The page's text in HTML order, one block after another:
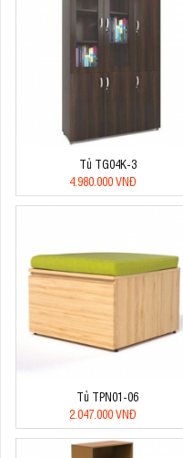
Tủ TG04K-3
4.980.000 VNĐ
Tủ TPN01-06
2.047.000 VNĐ